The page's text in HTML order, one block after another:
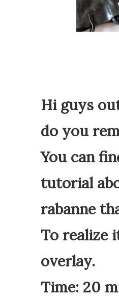
Hi guys
do you
You can
tutorial
rabanne
To realize
overlay.
Time: 20